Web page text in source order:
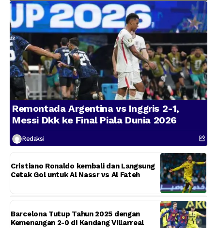
Remontada Argentina vs Inggris 2-1,
Messi Dkk ke Final Piala Dunia 2026
Redaksi
Cristiano Ronaldo kembali dan Langsung
Cetak Gol untuk Al Nassr vs Al Fateh
Barcelona Tutup Tahun 2025 dengan
Kemenangan 2-0 di Kandang Villarreal